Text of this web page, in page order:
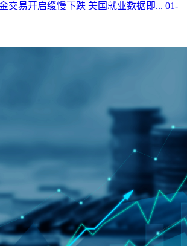
交易开启缓慢下跌 美国就业数据即... 01-